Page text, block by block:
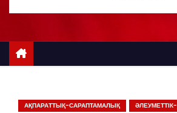
АҚПАРАТТЫҚ-САРАПТАМАЛЫҚ